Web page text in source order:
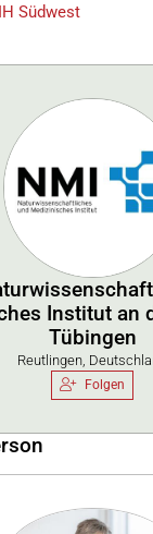
Südwest
Institut an
Tübingen
Reutlingen,
Folgen